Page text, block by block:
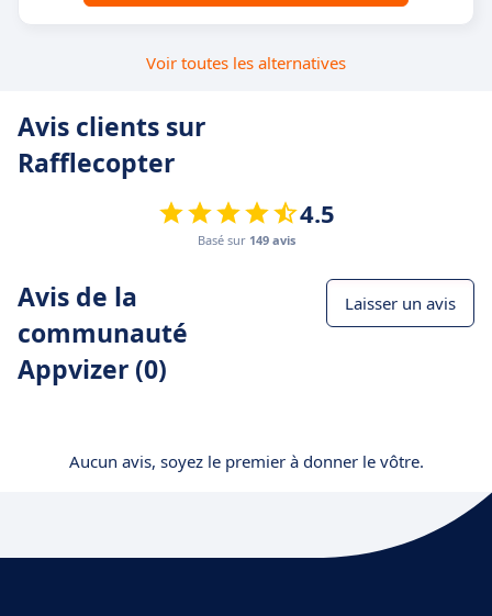
Voir toutes les alternatives
Avis clients sur
Rafflecopter
4.5
Basé sur 149 avis
Avis de la
communauté
Appvizer (0)
Laisser un avis
Aucun avis, soyez le premier à donner le vôtre.